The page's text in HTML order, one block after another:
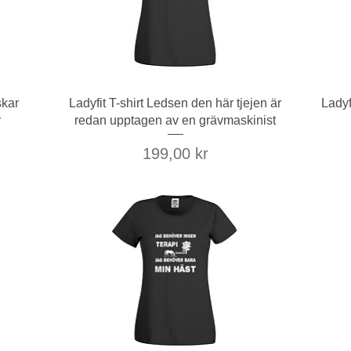
Snabbvisning
Ladyfit T-shirt Ledsen den här tjejen är
redan upptagen av en grävmaskinist
Pris
199,00 kr